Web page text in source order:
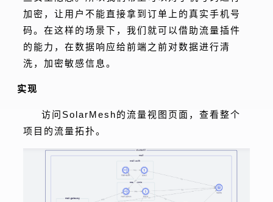
加密，让用户不能直接拿到订单上的真实手机号
码。在这样的场景下，我们就可以借助流量插件
的能力，在数据响应给前端之前对数据进行清
洗，加密敏感信息。
实现
访问SolarMesh的流量视图页面，查看整个
项目的流量拓扑。